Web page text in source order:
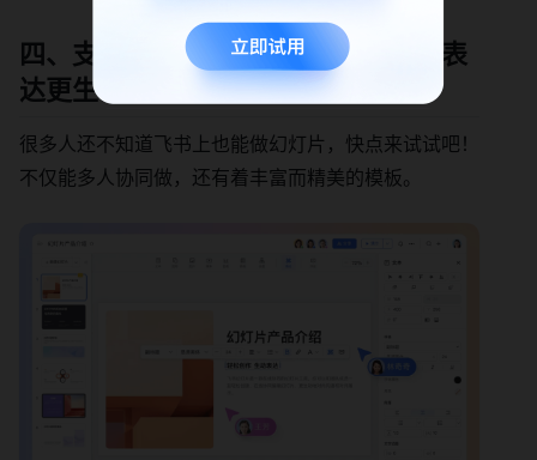
四、支持在线协同的「幻灯片」，让表
达更生动
很多人还不知道飞书上也能做幻灯片，快点来试试吧！
不仅能多人协同做，还有着丰富而精美的模板。